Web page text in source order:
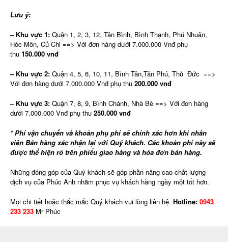
Lưu ý:
– Khu vực 1: Quận 1, 2, 3, 12, Tân Bình, Bình Thạnh, Phú Nhuận,
Hóc Môn, Củ Chi ==> Với đơn hàng dưới 7.000.000 Vnđ phụ
thu 150.000 vnđ
– Khu vực 2: Quận 4, 5, 6, 10, 11, Bình Tân,Tân Phú, Thủ Đức ==>
Với đơn hàng dưới 7.000.000 Vnđ phụ thu 200.000 vnđ
– Khu vực 3: Quận 7, 8, 9, Bình Chánh, Nhà Bè ==> Với đơn hàng
dưới 7.000.000 Vnđ phụ thu 250.000 vnđ
* Phí vận chuyển và khoản phụ phí sẽ chính xác hơn khi nhân
viên Bán hàng xác nhận lại với Quý khách. Các khoản phí này sẽ
được thể hiện rõ trên phiếu giao hàng và hóa đơn bán hàng.
Những đóng góp của Quý khách sẽ góp phần nâng cao chất lượng
dịch vụ của Phúc Anh nhằm phục vụ khách hàng ngày một tốt hơn.
Mọi chi tiết hoặc thắc mắc Quý khách vui lòng liên hệ Hotline: 0943
233 233 Mr Phúc